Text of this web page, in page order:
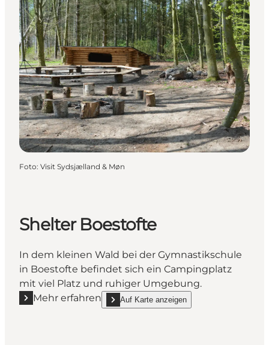
Foto: Visit Sydsjælland & Møn
Shelter Boestofte
In dem kleinen Wald bei der Gymnastikschule
in Boestofte befindet sich ein Campingplatz
mit viel Platz und ruhiger Umgebung.
Mehr erfahren
Mehr erfahren "Shelter Boestofte"
Auf Karte anzeigen
show Shelter Boestofte on_map